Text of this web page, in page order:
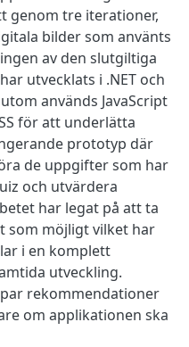
genom tre iterationer,
bilder som använts
av den slutgiltiga
utvecklats i .NET och
används JavaScript
för att underlätta
prototyp där
de uppgifter som har
och utvärdera
har legat på att ta
som möjligt vilket har
i en komplett
utveckling.
rekommendationer
om applikationen ska